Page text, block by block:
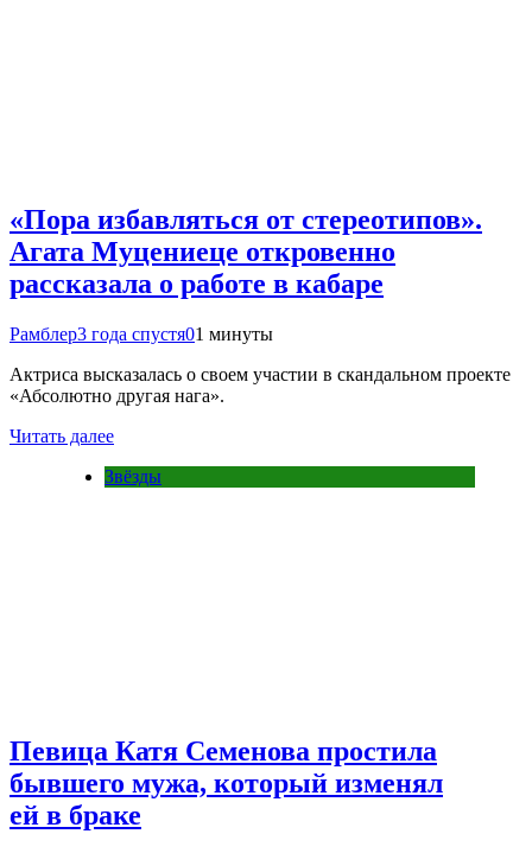
«Пора избавляться от стереотипов».
Агата Муцениеце откровенно
рассказала о работе в кабаре
Рамблер3 года спустя01 минуты
Актриса высказалась о своем участии в скандальном проекте
«Абсолютно другая нага».
Читать далее
Звёзды
Певица Катя Семенова простила
бывшего мужа, который изменял
ей в браке